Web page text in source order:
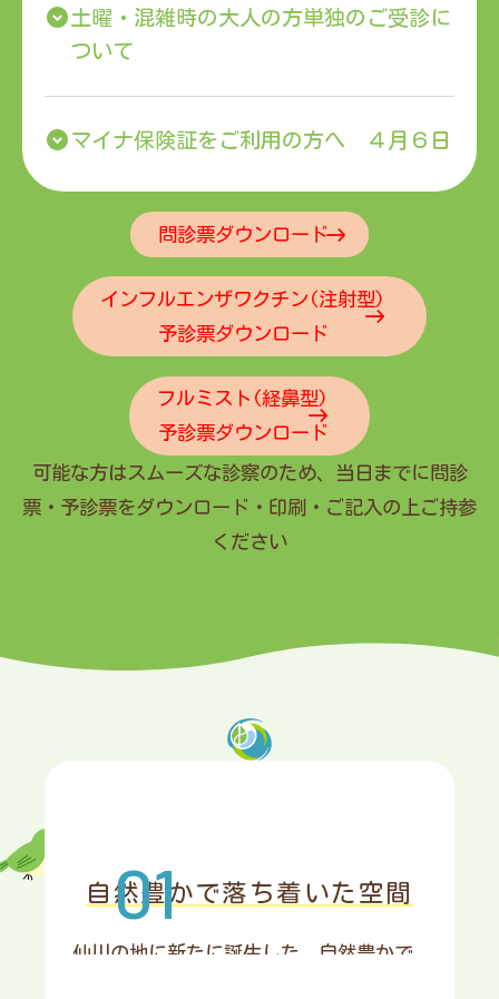
土曜・混雑時の大人の方単独のご受診に
ついて
マイナ保険証をご利用の方へ ４月６日
四種混合ワクチンのお知らせ
院内マスク着用のお願い
医療DX推進体制整備加算について
おたふくかぜの予防接種助成について
5種混合ワクチンについて
花粉症について
問診票ダウンロード
インフルエンザワクチン(注射型)
予診票ダウンロード
フルミスト(経鼻型)
予診票ダウンロード
可能な方はスムーズな診察のため、当日までに問診
票・予診票をダウンロード・印刷・ご記入の上ご持参
ください
自然豊かで落ち着いた空間
仙川の地に新たに誕生した、自然豊かで